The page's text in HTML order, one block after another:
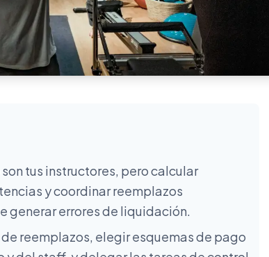
tus instructores, pero calcular
y coordinar reemplazos
generar errores de liquidación.
reemplazos, elegir esquemas de pago